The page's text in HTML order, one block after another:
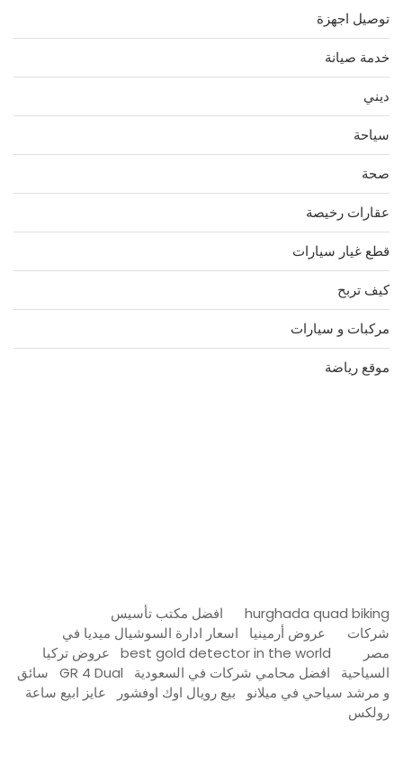
توصيل اجهزة
خدمة صيانة
ديني
سياحة
صحة
عقارات رخيصة
قطع غيار سيارات
كيف تربح
مركبات و سيارات
موقع رياضة
hurghada quad biking
افضل مكتب تأسيس
شركات
عروض أرمينيا
اسعار ادارة السوشيال ميديا في
مصر
best gold detector in the world
عروض تركيا
السياحية
افضل محامي شركات في السعودية GR 4 Dual
سائق
و مرشد سياحي في ميلانو
بيع رويال اوك اوفشور
عايز ابيع ساعة
رولكس